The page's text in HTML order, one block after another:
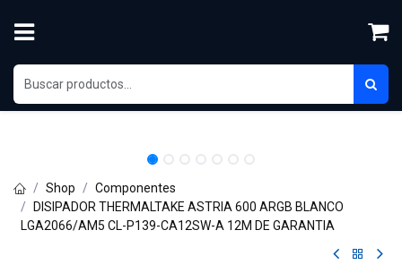
Shop
Componentes
DISIPADOR THERMALTAKE ASTRIA 600 ARGB BLANCO
LGA2066/AM5 CL-P139-CA12SW-A 12M DE GARANTIA